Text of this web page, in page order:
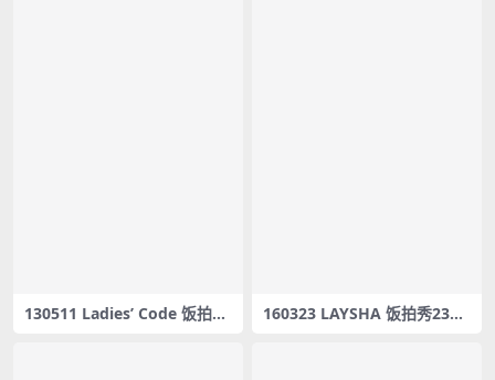
130511 Ladies’ Code 饭拍秀
160323 LAYSHA 饭拍秀23部f